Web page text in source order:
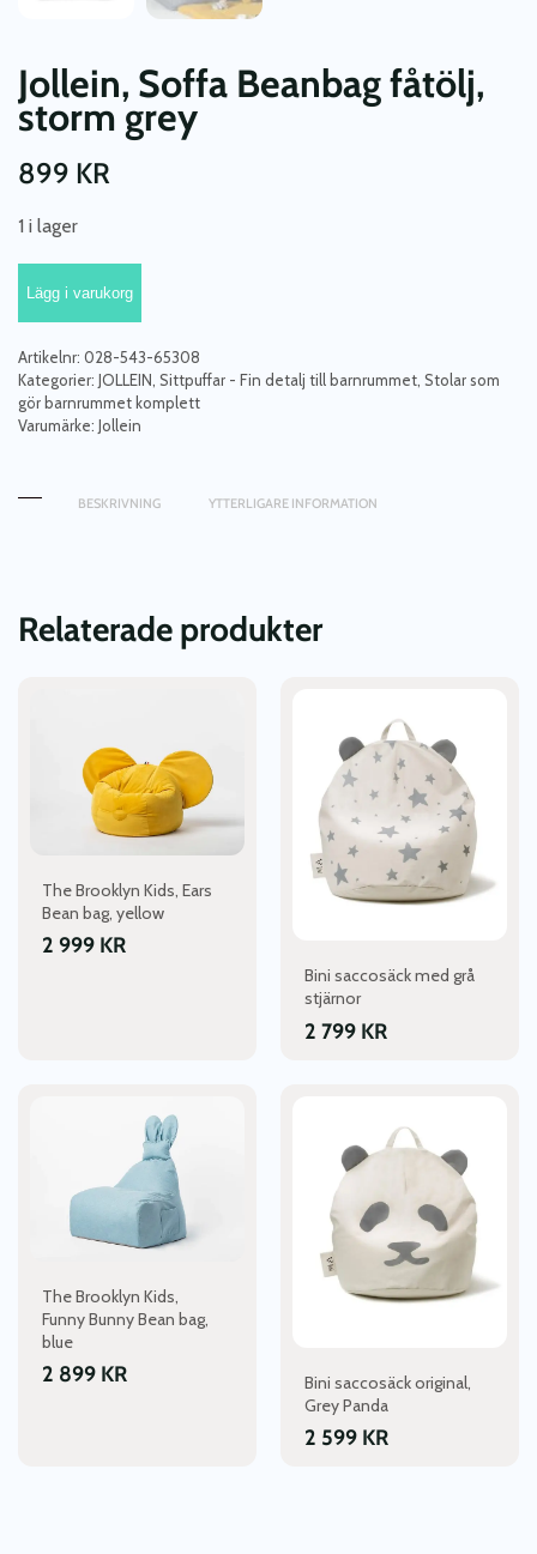
Jollein, Soffa Beanbag fåtölj,
storm grey
899 KR
1 i lager
Soffa
Beanbag
fåtölj,
storm
grey
mängd
Lägg i varukorg
Artikelnr: 028-543-65308
Kategorier: JOLLEIN Sittpuffar - Fin detalj till barnrummet Stolar som
gör barnrummet komplett
Varumärke: Jollein
BESKRIVNING YTTERLIGARE INFORMATION
Relaterade produkter
The Brooklyn Kids, Ears
Bean bag, yellow
2 999 KR
Bini saccosäck med grå
stjärnor
2 799 KR
The Brooklyn Kids,
Funny Bunny Bean bag,
blue
2 899 KR
Bini saccosäck original,
Grey Panda
2 599 KR